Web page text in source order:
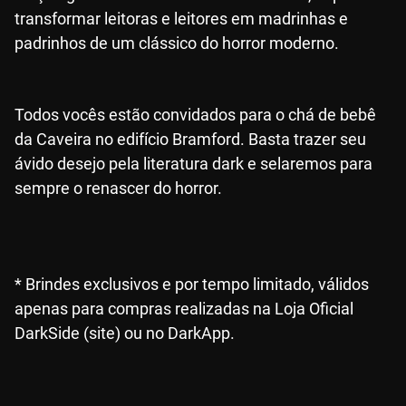
transformar leitoras e leitores em madrinhas e
padrinhos de um clássico do horror moderno.
Todos vocês estão convidados para o chá de bebê
da Caveira no edifício Bramford. Basta trazer seu
ávido desejo pela literatura dark e selaremos para
sempre o renascer do horror.
* Brindes exclusivos e por tempo limitado, válidos
apenas para compras realizadas na Loja Oficial
DarkSide (site) ou no DarkApp.